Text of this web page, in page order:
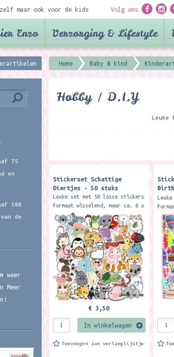
maar ook voor de kids Volg ons
Enzo Verzorging & Lifestyle
Home Baby & kind
Hobby / D.I.Y
Leuke
Stickerset Schattige
Diertjes - 50 stuks
Leuke set met 50 losse stickers
Formaat wisselend, maar ca. 6 x
4 cm.
€ 3,50
In winkelwagen
Toevoegen aan verlanglijstje
stuks
4 cm.
75
en
100
de
weer
Meer